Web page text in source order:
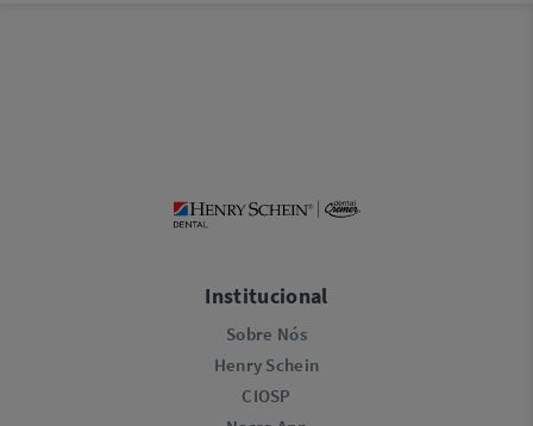
Institucional
Sobre Nós
Henry Schein
CIOSP